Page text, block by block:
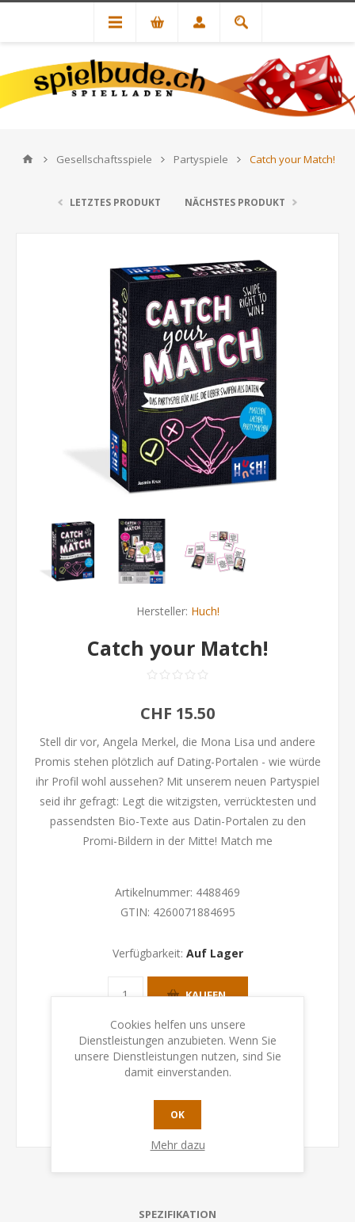
Gesellschaftsspiele Partyspiele Catch your Match!
LETZTES PRODUKT NÄCHSTES PRODUKT
Hersteller: Huch!
Catch your Match!
CHF 15.50
Stell dir vor, Angela Merkel, die Mona Lisa und andere
Promis stehen plötzlich auf Dating-Portalen - wie würde
ihr Profil wohl aussehen? Mit unserem neuen Partyspiel
seid ihr gefragt: Legt die witzigsten, verrücktesten und
passendsten Bio-Texte aus Datin-Portalen zu den
Promi-Bildern in der Mitte! Match me
Artikelnummer: 4488469
GTIN: 4260071884695
Verfügbarkeit: Auf Lager
KAUFEN
SPEZIFIKATION
Cookies helfen uns unsere
Dienstleistungen anzubieten. Wenn Sie
unsere Dienstleistungen nutzen, sind Sie
damit einverstanden.
OK
Mehr dazu